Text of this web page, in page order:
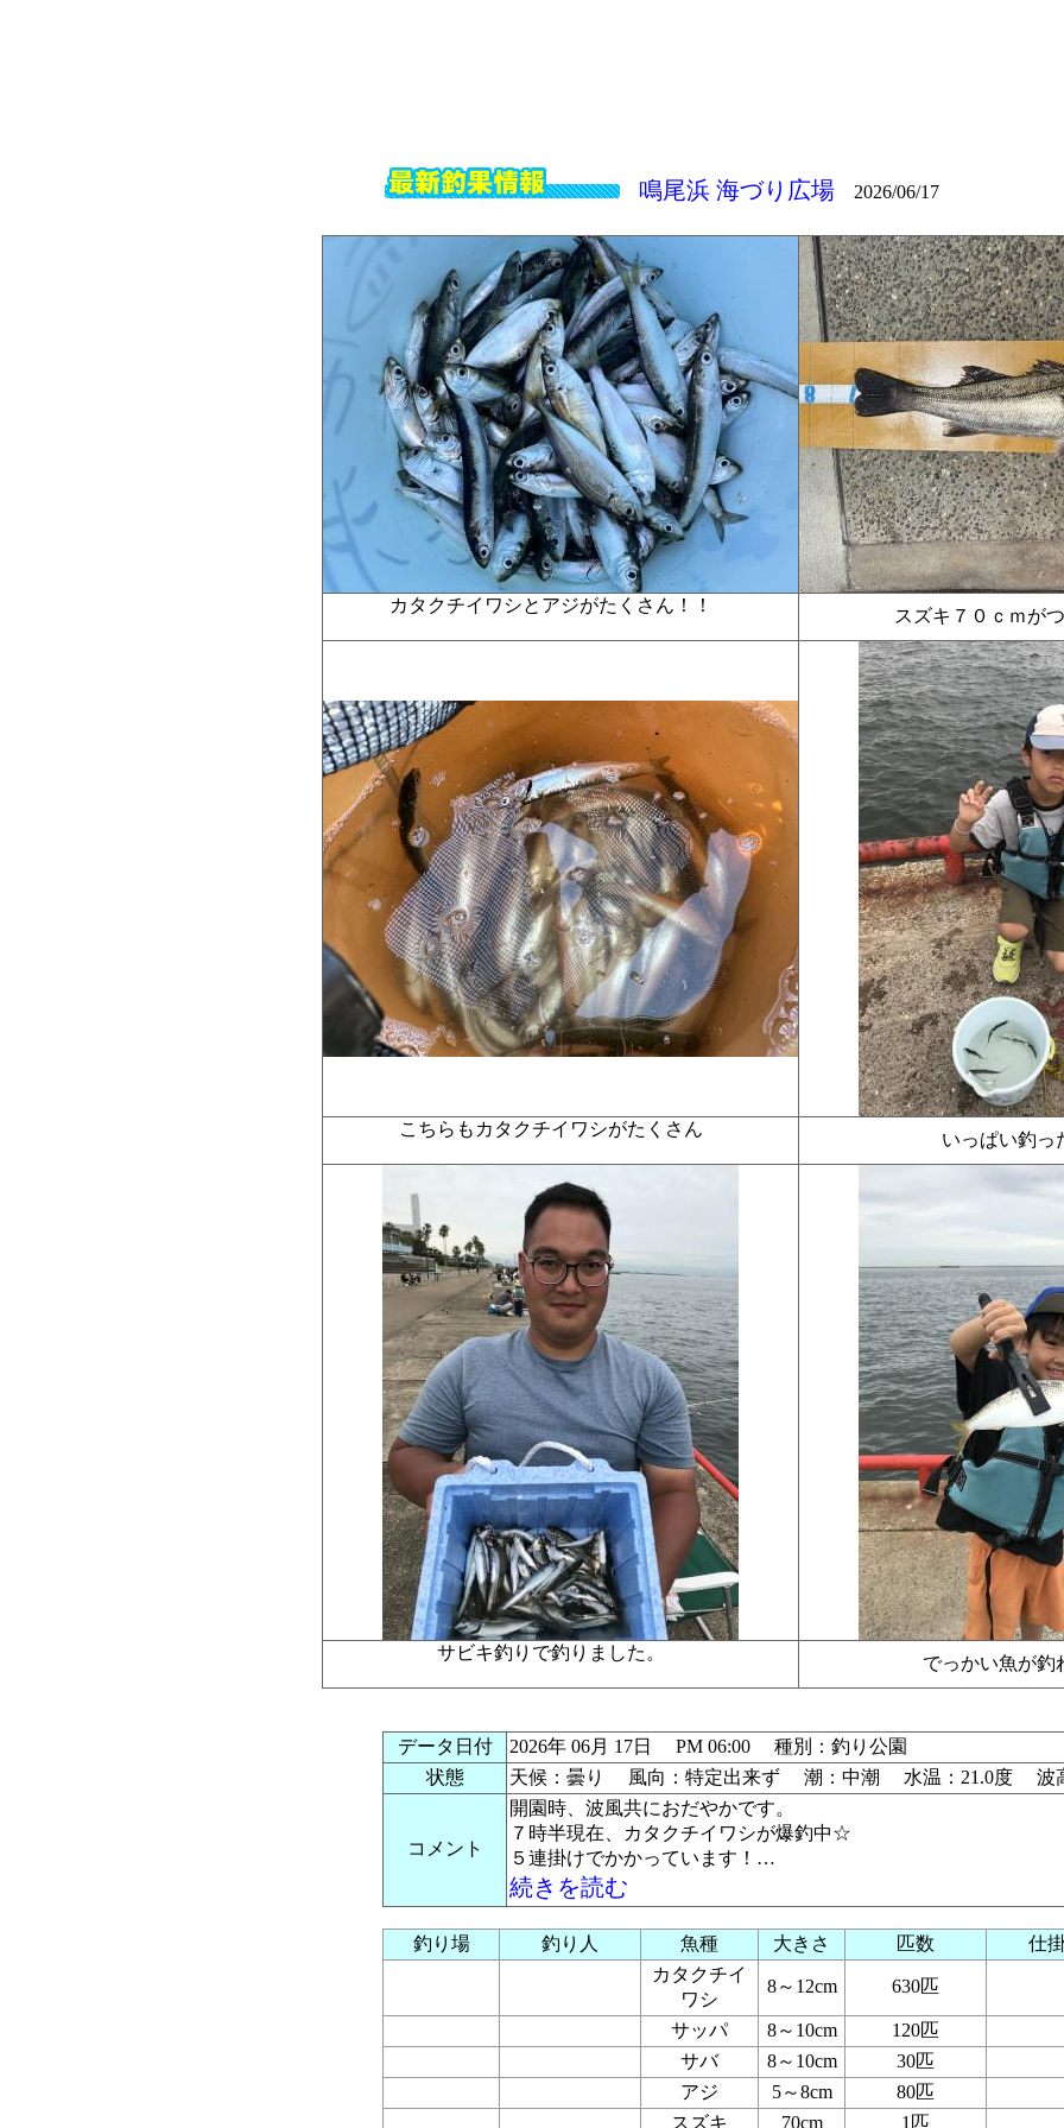
鳴尾浜 海づり広場 2026/06/17
カタクチイワシとアジがたくさん！！
スズキ７０ｃｍが
こちらもカタクチイワシがたくさん
いっぱい釣
サビキ釣りで釣りました。
でっかい魚が
データ日付
2026年 06月 17日 PM 06:00 種別：釣り公園
状態
天候：曇り 風向：特定出来ず 潮：中潮 水温：21.0度 波
コメント
開園時、波風共におだやかです。
７時半現在、カタクチイワシが爆釣中☆
５連掛けでかかっています！…
続きを読む
釣り場 釣り人 魚種 大きさ 匹数
仕
カタクチイ
ワシ
8～12cm 630匹
サッパ 8～10cm
120匹
サバ
8～10cm
30匹
アジ
5～8cm
80匹
スズキ
70cm
1匹